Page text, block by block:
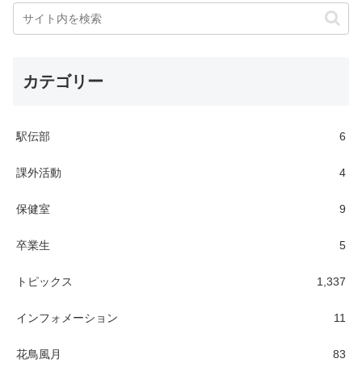
カテゴリー
駅伝部 6
課外活動 4
保健室 9
卒業生 5
トピックス 1,337
インフォメーション 11
花鳥風月 83